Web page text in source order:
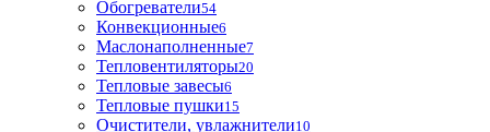
Обогреватели54
Конвекционные6
Маслонаполненные7
Тепловентиляторы20
Тепловые завесы6
Тепловые пушки15
Очистители, увлажнители10